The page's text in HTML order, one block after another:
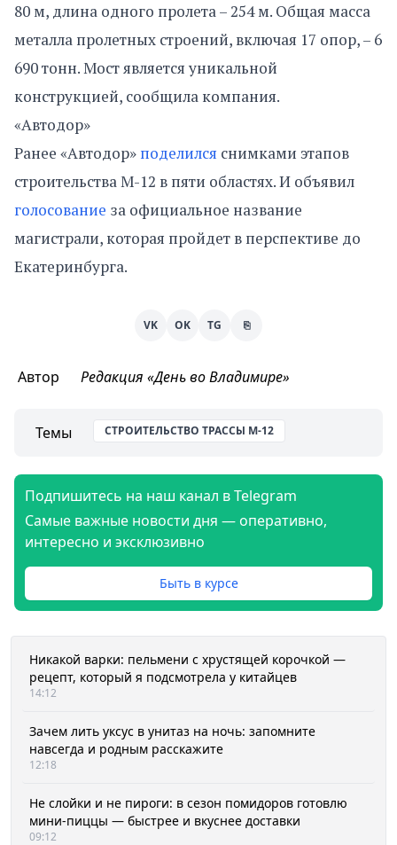
80 м, длина одного пролета – 254 м. Общая масса
металла пролетных строений, включая 17 опор, – 6
690 тонн. Мост является уникальной
конструкцией, сообщила компания.
«Автодор»
Ранее «Автодор» поделился снимками этапов
строительства М-12 в пяти областях. И объявил
голосование за официальное название
магистрали, которая пройдет в перспективе до
Екатеринбурга.
VK OK TG ⎘
Автор Редакция «День во Владимире»
Темы СТРОИТЕЛЬСТВО ТРАССЫ М-12
Подпишитесь на наш канал в Telegram
Самые важные новости дня — оперативно,
интересно и эксклюзивно
Быть в курсе
Никакой варки: пельмени с хрустящей корочкой —
рецепт, который я подсмотрела у китайцев
14:12
Зачем лить уксус в унитаз на ночь: запомните
навсегда и родным расскажите
12:18
Не слойки и не пироги: в сезон помидоров готовлю
мини-пиццы — быстрее и вкуснее доставки
09:12